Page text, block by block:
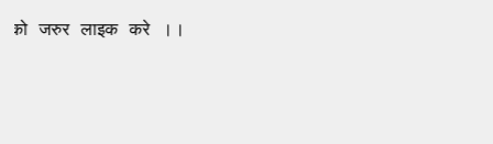
करे ।।